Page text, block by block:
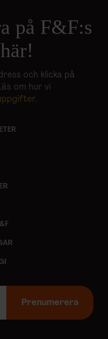
på F&F:s
och klicka på
om hur vi
.
Prenumerera